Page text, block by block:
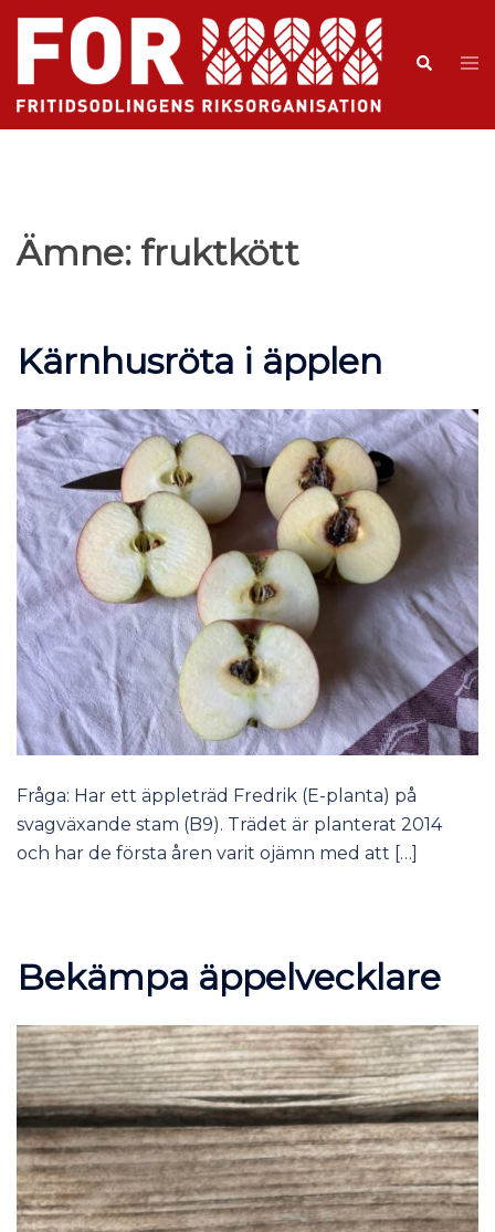
Ämne: fruktkött
Kärnhusröta i äpplen
Fråga: Har ett äppleträd Fredrik (E-planta) på
svagväxande stam (B9). Trädet är planterat 2014
och har de första åren varit ojämn med att […]
Bekämpa äppelvecklare